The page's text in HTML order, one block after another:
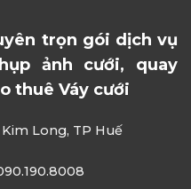
trọn gói dịch vụ
ảnh cưới, quay
thuê Váy cưới
Long, TP Huế